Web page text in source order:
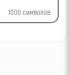
1000 символов